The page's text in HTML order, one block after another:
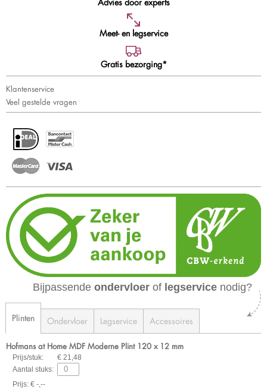
Meet- en legservice
Gratis bezorging*
Klantenservice
Veel gestelde vragen
Bijpassende ondervloer of legservice nodig?
Plinten Ondervloer Legservice Accessoires
Hofmans at Home MDF Moderne Plint 120 x 12 mm
Prijs/stuk:
€ 21,48
Aantal stuks:
Prijs: € -,--